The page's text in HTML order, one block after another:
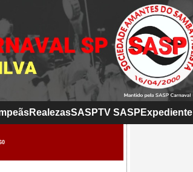
RealezasSASPTV SASP Expediente